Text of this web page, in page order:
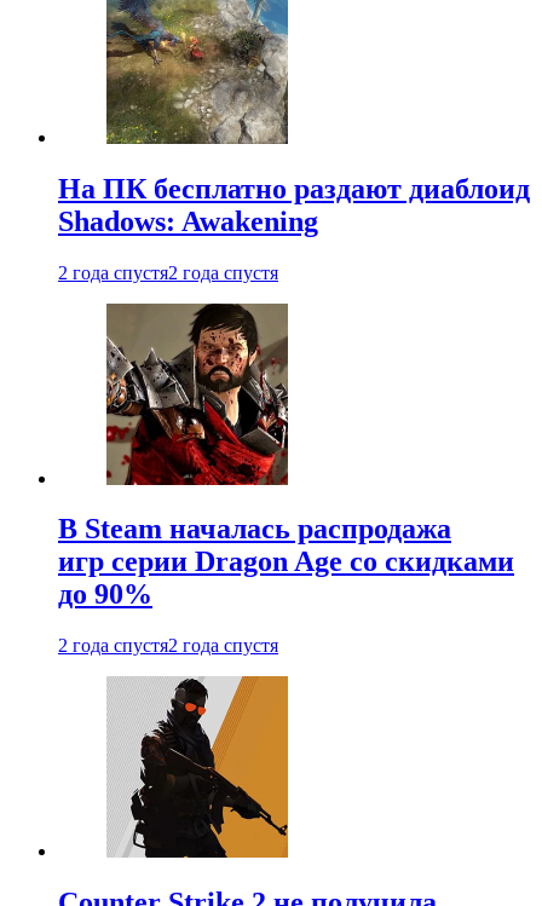
На ПК бесплатно раздают диаблоид
Shadows: Awakening
2 года спустя2 года спустя
В Steam началась распродажа
игр серии Dragon Age со скидками
до 90%
2 года спустя2 года спустя